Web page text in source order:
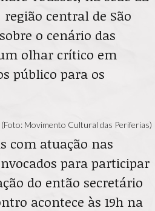
região central de São
o cenário das
olhar crítico em
público para os
Movimento Cultural das Periferias)
com atuação nas
para participar
do então secretário
acontece às 19h na